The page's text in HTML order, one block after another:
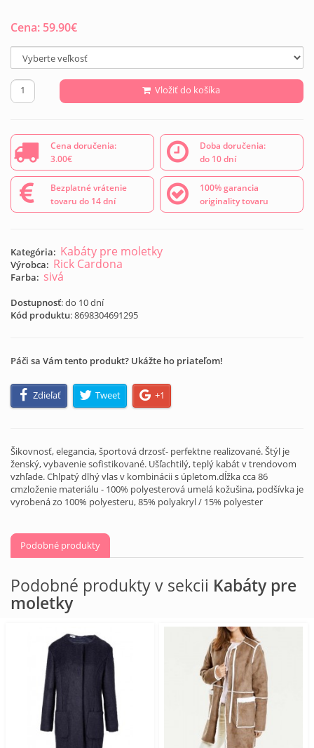
Cena: 59.90€
Vložiť do košíka
Cena doručenia:
3.00€
Doba doručenia:
do 10 dní
Bezplatné vrátenie
tovaru do 14 dní
100% garancia
originality tovaru
Kategória: Kabáty pre moletky
Výrobca: Rick Cardona
Farba: sivá
Dostupnosť: do 10 dní
Kód produktu:8698304691295
Páči sa Vám tento produkt? Ukážte ho priateľom!
Zdieľať Tweet +1
Šikovnosť, elegancia, športová drzosť- perfektne realizované. Štýl je
ženský, vybavenie sofistikované. Ušľachtilý, teplý kabát v trendovom
vzhľade. Chlpatý dlhý vlas v kombinácii s úpletom.dĺžka cca 86
cmzloženie materiálu - 100% polyesterová umelá kožušina, podšívka je
vyrobená zo 100% polyesteru, 85% polyakryl / 15% polyester
Podobné produkty
Podobné produkty v sekcii Kabáty pre
moletky